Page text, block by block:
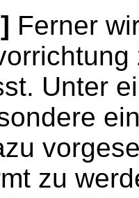
Ferner
Unter
zu